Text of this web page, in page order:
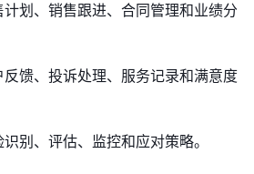
计划、销售跟进、合同管理和业绩分
反馈、投诉处理、服务记录和满意度
别、评估、监控和应对策略。